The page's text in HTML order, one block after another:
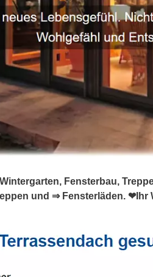
Fensterbau,
und ⇒ Fensterläden.